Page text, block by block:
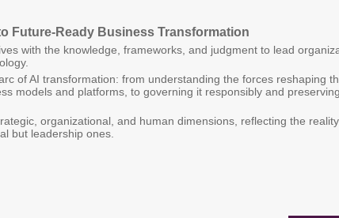
Future-Ready Business Transformation
with the knowledge, frameworks, and judgment to lead
of AI transformation: from understanding the forces reshaping
models and platforms, to governing it responsibly and
organizational, and human dimensions, reflecting the
but leadership ones.